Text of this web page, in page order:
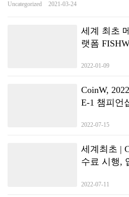
고속 충전인프라 20개소 120기 구축을 시
다고 밝혔다. E-pit는 모터스포츠 레이싱의
았다. 전기차를 위한 피트 스톱을 지향하
쉽고 빠르게 제공한다. 앞으로 고객의 일
국 12개 고속도로 휴게소(72기)에서 개소
Uncategorized 2021-03-24
세계 최초
랫폼
2022-01-09
CoinW,
E-1 챔피언
2022-07-15
세계최초 |
수료 시행,
2022-07-11